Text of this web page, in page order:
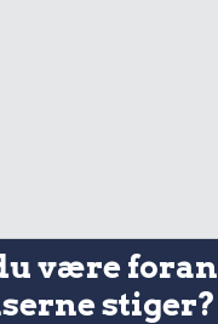
være foran
stiger?